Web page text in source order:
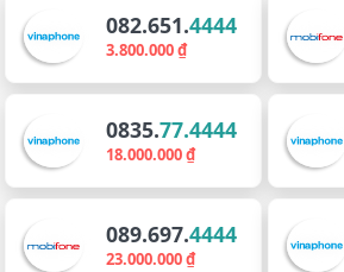
082.651.4444
3.800.000 ₫
0835.77.4444
18.000.000 ₫
089.697.4444
23.000.000 ₫